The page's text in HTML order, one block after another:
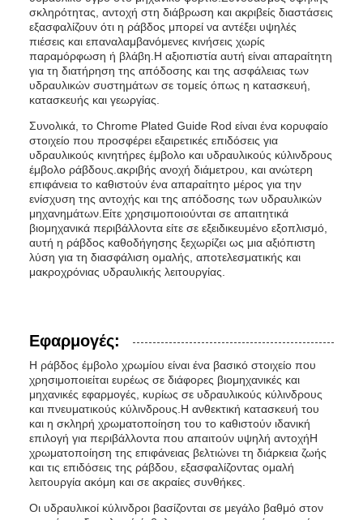
σκληρότητας, αντοχή στη διάβρωση και ακριβείς διαστάσεις
εξασφαλίζουν ότι η ράβδος μπορεί να αντέξει υψηλές
πιέσεις και επαναλαμβανόμενες κινήσεις χωρίς
παραμόρφωση ή βλάβη.Η αξιοπιστία αυτή είναι απαραίτητη
για τη διατήρηση της απόδοσης και της ασφάλειας των
υδραυλικών συστημάτων σε τομείς όπως η κατασκευή,
κατασκευής και γεωργίας.
Συνολικά, το Chrome Plated Guide Rod είναι ένα κορυφαίο
στοιχείο που προσφέρει εξαιρετικές επιδόσεις για
υδραυλικούς κινητήρες έμβολο και υδραυλικούς κύλινδρους
έμβολο ράβδους.ακριβής ανοχή διάμετρου, και ανώτερη
επιφάνεια το καθιστούν ένα απαραίτητο μέρος για την
ενίσχυση της αντοχής και της απόδοσης των υδραυλικών
μηχανημάτων.Είτε χρησιμοποιούνται σε απαιτητικά
βιομηχανικά περιβάλλοντα είτε σε εξειδικευμένο εξοπλισμό,
αυτή η ράβδος καθοδήγησης ξεχωρίζει ως μια αξιόπιστη
λύση για τη διασφάλιση ομαλής, αποτελεσματικής και
μακροχρόνιας υδραυλικής λειτουργίας.
Εφαρμογές:
Η ράβδος έμβολο χρωμίου είναι ένα βασικό στοιχείο που
χρησιμοποιείται ευρέως σε διάφορες βιομηχανικές και
μηχανικές εφαρμογές, κυρίως σε υδραυλικούς κύλινδρους
και πνευματικούς κύλινδρους.Η ανθεκτική κατασκευή του
και η σκληρή χρωματοποίηση του το καθιστούν ιδανική
επιλογή για περιβάλλοντα που απαιτούν υψηλή αντοχήΗ
χρωματοποίηση της επιφάνειας βελτιώνει τη διάρκεια ζωής
και τις επιδόσεις της ράβδου, εξασφαλίζοντας ομαλή
λειτουργία ακόμη και σε ακραίες συνθήκες.
Οι υδραυλικοί κύλινδροι βασίζονται σε μεγάλο βαθμό στον